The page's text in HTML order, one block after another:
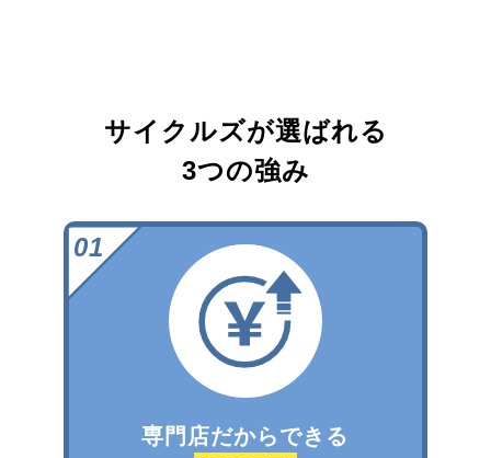
サイクルズが選ばれる
3つの強み
専門店だからできる